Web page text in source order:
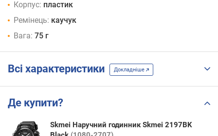
Корпус: пластик
Ремінець: каучук
Вага: 75 г
Всі характеристики Докладніше
Де купити?
Skmei Наручний годинник Skmei 2197BK